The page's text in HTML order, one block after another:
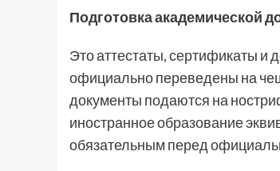
Подготовка академической
Это аттестаты, сертификаты
официально переведены на
документы подаются на
иностранное образование
обязательным перед